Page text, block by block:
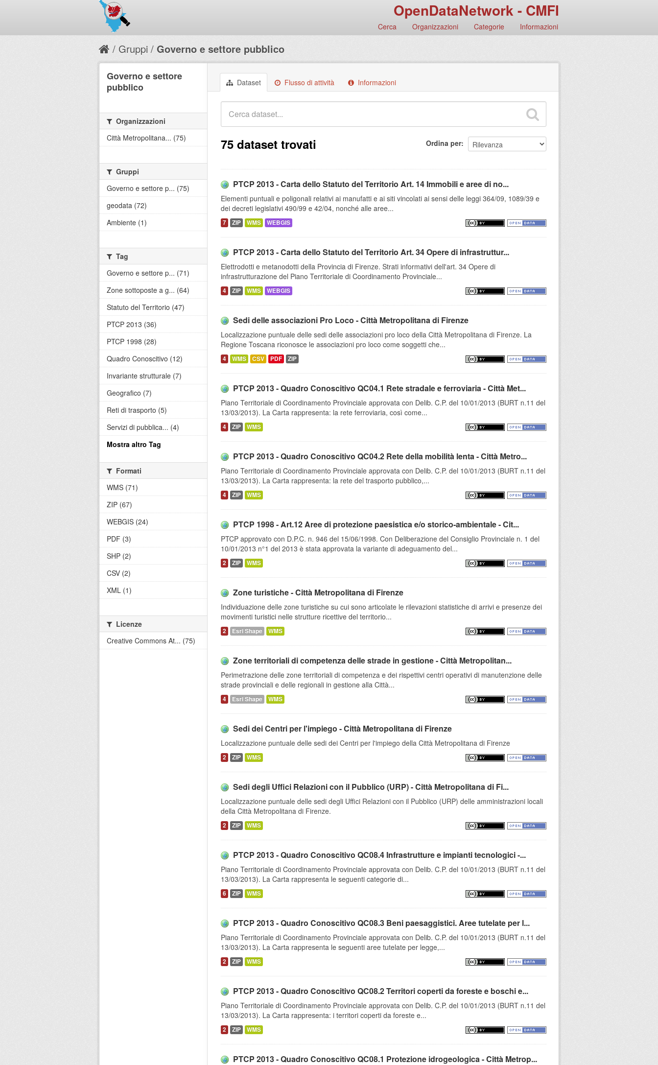
OpenDataNetwork - CMFI
Cerca Organizzazioni Categorie Informazioni
Gruppi Governo e settore pubblico
Dataset Flusso di attività Informazioni
Ordina per
75 dataset trovati
PTCP 2013 - Carta dello Statuto del Territorio Art. 14 Immobili e aree di no...
Elementi puntuali e poligonali relativi ai manufatti e ai siti vincolati ai sensi delle leggi 364/09, 1089/39 e
dei decreti legislativi 490/99 e 42/04, nonché alle aree...
7 ZIP WMS WEBGIS
PTCP 2013 - Carta dello Statuto del Territorio Art. 34 Opere di infrastruttur...
Elettrodotti e metanodotti della Provincia di Firenze. Strati informativi dell'art. 34 Opere di
infrastrutturazione del Piano Territoriale di Coordinamento Provinciale...
4 ZIP WMS WEBGIS
Sedi delle associazioni Pro Loco - Città Metropolitana di Firenze
Localizzazione puntuale delle sedi delle associazioni pro loco della Città Metropolitana di Firenze. La
Regione Toscana riconosce le associazioni pro loco come soggetti che...
4 WMS CSV PDF ZIP
PTCP 2013 - Quadro Conoscitivo QC04.1 Rete stradale e ferroviaria - Città Met...
Piano Territoriale di Coordinamento Provinciale approvata con Delib. C.P. del 10/01/2013 (BURT n.11 del
13/03/2013). La Carta rappresenta: la rete ferroviaria, così come...
4 ZIP WMS
PTCP 2013 - Quadro Conoscitivo QC04.2 Rete della mobilità lenta - Città Metro...
Piano Territoriale di Coordinamento Provinciale approvata con Delib. C.P. del 10/01/2013 (BURT n.11 del
13/03/2013). La Carta rappresenta: la rete del trasporto pubblico,...
4 ZIP WMS
PTCP 1998 - Art.12 Aree di protezione paesistica e/o storico-ambientale - Cit...
PTCP approvato con D.P.C. n. 946 del 15/06/1998. Con Deliberazione del Consiglio Provinciale n. 1 del
10/01/2013 n°1 del 2013 è stata approvata la variante di adeguamento del...
2 ZIP WMS
Zone turistiche - Città Metropolitana di Firenze
Individuazione delle zone turistiche su cui sono articolate le rilevazioni statistiche di arrivi e presenze dei
movimenti turistici nelle strutture ricettive del territorio...
2 Esri Shape WMS
Zone territoriali di competenza delle strade in gestione - Città Metropolitan...
Perimetrazione delle zone territoriali di competenza e dei rispettivi centri operativi di manutenzione delle
strade provinciali e delle regionali in gestione alla Città...
4 Esri Shape WMS
Sedi dei Centri per l'impiego - Città Metropolitana di Firenze
Localizzazione puntuale delle sedi dei Centri per l'impiego della Città Metropolitana di Firenze
2 ZIP WMS
Sedi degli Uffici Relazioni con il Pubblico (URP) - Città Metropolitana di Fi...
Localizzazione puntuale delle sedi degli Uffici Relazioni con il Pubblico (URP) delle amministrazioni locali
della Città Metropolitana di Firenze.
2 ZIP WMS
PTCP 2013 - Quadro Conoscitivo QC08.4 Infrastrutture e impianti tecnologici -...
Piano Territoriale di Coordinamento Provinciale approvata con Delib. C.P. del 10/01/2013 (BURT n.11 del
13/03/2013). La Carta rappresenta le seguenti categorie di...
6 ZIP WMS
PTCP 2013 - Quadro Conoscitivo QC08.3 Beni paesaggistici. Aree tutelate per l...
Piano Territoriale di Coordinamento Provinciale approvata con Delib. C.P. del 10/01/2013 (BURT n.11 del
13/03/2013). La Carta rappresenta le seguenti aree tutelate per legge,...
2 ZIP WMS
PTCP 2013 - Quadro Conoscitivo QC08.2 Territori coperti da foreste e boschi e...
Piano Territoriale di Coordinamento Provinciale approvata con Delib. C.P. del 10/01/2013 (BURT n.11 del
13/03/2013). La Carta rappresenta: i territori coperti da foreste e...
2 ZIP WMS
PTCP 2013 - Quadro Conoscitivo QC08.1 Protezione idrogeologica - Città Metrop...
Governo e settore
pubblico
Organizzazioni
Città Metropolitana... (75)
Gruppi
Governo e settore p... (75)
geodata (72)
Ambiente (1)
Tag
Governo e settore p... (71)
Zone sottoposte a g... (64)
Statuto del Territorio (47)
PTCP 2013 (36)
PTCP 1998 (28)
Quadro Conoscitivo (12)
Invariante strutturale (7)
Geografico (7)
Reti di trasporto (5)
Servizi di pubblica... (4)
Mostra altro Tag
Formati
WMS (71)
ZIP (67)
WEBGIS (24)
PDF (3)
SHP (2)
CSV (2)
XML (1)
Licenze
Creative Commons At... (75)